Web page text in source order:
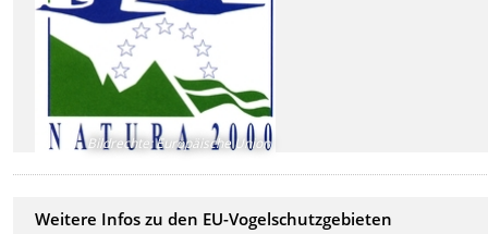
Bildrechte:Europäische Union
Weitere Infos zu den EU-Vogelschutzgebieten